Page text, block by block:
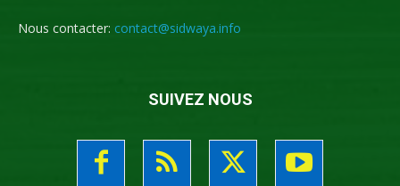
Nous contacter: contact@sidwaya.info
SUIVEZ NOUS